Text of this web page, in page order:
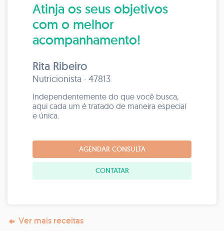
Atinja os seus objetivos
com o melhor
acompanhamento!
Rita Ribeiro
Nutricionista · 47813
Independentemente do que você busca,
aqui cada um é tratado de maneira especial
e única.
AGENDAR CONSULTA
CONTATAR
Ver mais receitas